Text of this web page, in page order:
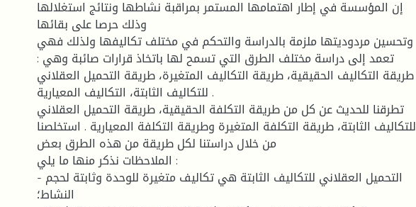
إن المؤسسة في إطار اهتمامها المستمر بمراقبة نشاطها ونتائج استغلالها
وذلك حرصا على بقائها
وتحسين مردوديتها ملزمة بالدراسة والتحكم في مختلف تكاليفها ولذلك فهي
تعمد إلى دراسة مختلف الطرق التي تسمح لها باتخاذ قرارات صائبة وهي :
طريقة التكاليف الحقيقية، طريقة التكاليف المتغيرة، طريقة التحميل العقلاني
للتكاليف الثابتة، التكاليف المعيارية .
تطرقنا للحديث عن كل من طريقة التكلفة الحقيقية، طريقة التحميل العقلاني
للتكاليف الثابتة، طريقة التكلفة المتغيرة وطريقة التكلفة المعيارية . استخلصنا
من خلال دراستنا لكل طريقة من هذه الطرق بعض
الملاحظات نذكر منها ما يلي :
- التحميل العقلاني للتكاليف الثابتة هي تكاليف متغيرة للوحدة وثابتة لحجم
النشاط؛